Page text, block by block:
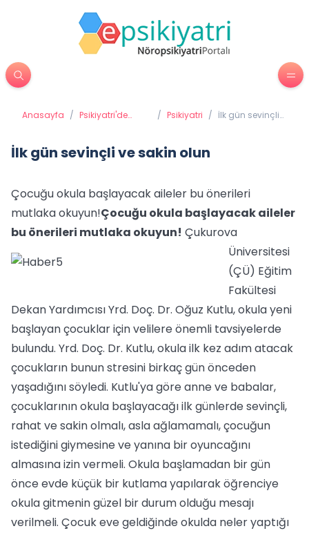
Anasayfa / Psikiyatri'de
/ Psikiyatri / İlk gün sevinçli
İlk gün sevinçli ve sakin olun
Çocuğu okula başlayacak aileler bu önerileri
mutlaka okuyun!Çocuğu okula başlayacak aileler
bu önerileri mutlaka okuyun! Çukurova
Üniversitesi
(ÇÜ) Eğitim
Fakültesi
Dekan Yardımcısı Yrd. Doç. Dr. Oğuz Kutlu, okula yeni
başlayan çocuklar için velilere önemli tavsiyelerde
bulundu. Yrd. Doç. Dr. Kutlu, okula ilk kez adım atacak
çocukların bunun stresini birkaç gün önceden
yaşadığını söyledi. Kutlu'ya göre anne ve babalar,
çocuklarının okula başlayacağı ilk günlerde sevinçli,
rahat ve sakin olmalı, asla ağlamamalı, çocuğun
istediğini giymesine ve yanına bir oyuncağını
almasına izin vermeli. Okula başlamadan bir gün
önce evde küçük bir kutlama yapılarak öğrenciye
okula gitmenin güzel bir durum olduğu mesajı
verilmeli. Çocuk eve geldiğinde okulda neler yaptığı